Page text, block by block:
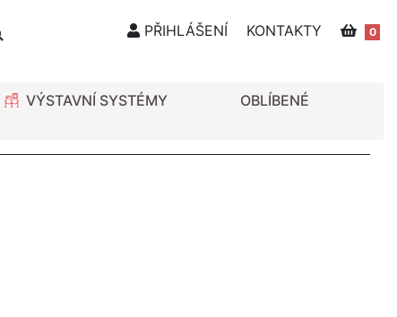
PŘIHLÁŠENÍ KONTAKTY 0
VÝSTAVNÍ SYSTÉMY OBLÍBENÉ